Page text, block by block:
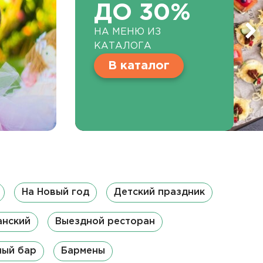
ДО 30%
НА МЕНЮ ИЗ
КАТАЛОГА
В каталог
На Новый год Детский праздник
Выездной ресторан
бар Бармены